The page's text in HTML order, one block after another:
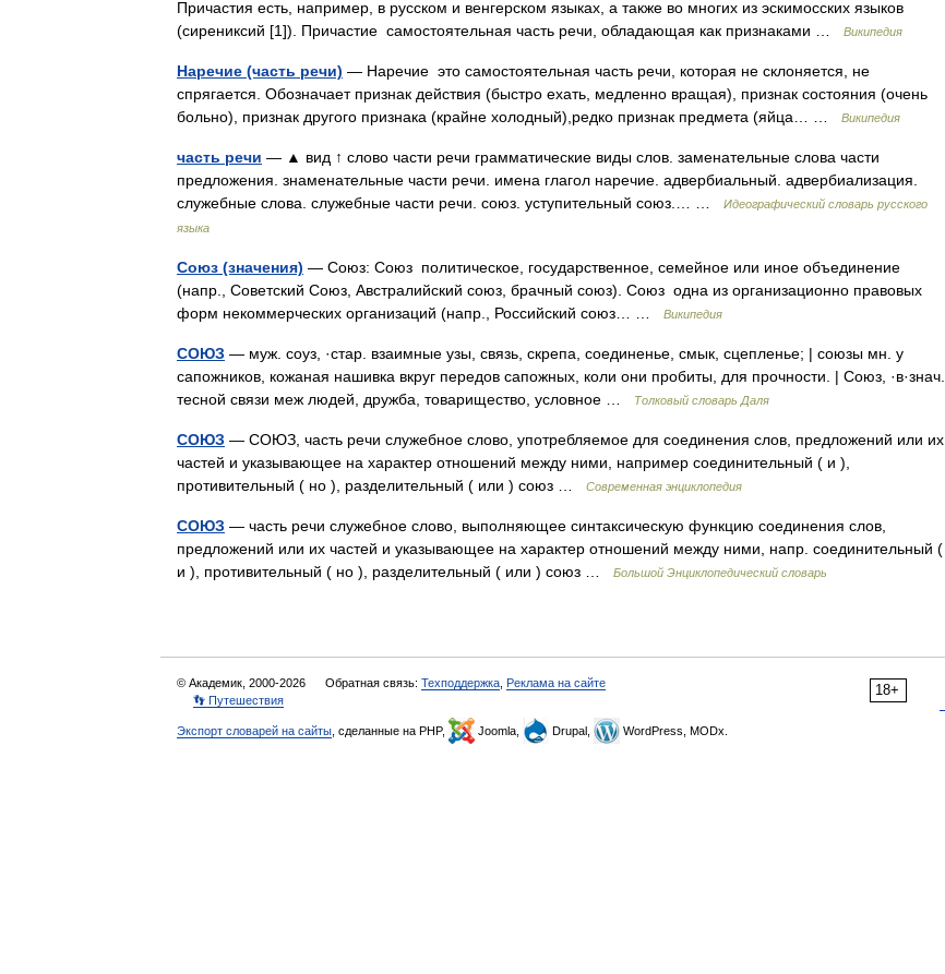
Причастия есть, например, в русском и венгерском языках, а также во многих из эскимосских языков
(сирениксий [1]). Причастие самостоятельная часть речи, обладающая как признаками …
Википедия
Наречие (часть речи) — Наречие это самостоятельная часть речи, которая не склоняется, не
спрягается. Обозначает признак действия (быстро ехать, медленно вращая), признак состояния (очень
больно), признак другого признака (крайне холодный),редко признак предмета (яйца… …
Википедия
часть речи — ▲ вид ↑ слово части речи грамматические виды слов. заменательные слова части
предложения. знаменательные части речи. имена глагол наречие. адвербиальный. адвербиализация.
служебные слова. служебные части речи. союз. уступительный союз.… …
Идеографический словарь русского
языка
Союз (значения) — Союз: Союз политическое, государственное, семейное или иное объединение
(напр., Советский Союз, Австралийский союз, брачный союз). Союз одна из организационно правовых
форм некоммерческих организаций (напр., Российский союз… …
Википедия
СОЮЗ — муж. соуз, ·стар. взаимные узы, связь, скрепа, соединенье, смык, сцепленье; | союзы мн. у
сапожников, кожаная нашивка вкруг передов сапожных, коли они пробиты, для прочности. | Союз, ·в·знач.
тесной связи меж людей, дружба, товарищество, условное …
Толковый словарь Даля
СОЮЗ — СОЮЗ, часть речи служебное слово, употребляемое для соединения слов, предложений или их
частей и указывающее на характер отношений между ними, например соединительный ( и ),
противительный ( но ), разделительный ( или ) союз …
Современная энциклопедия
СОЮЗ — часть речи служебное слово, выполняющее синтаксическую функцию соединения слов,
предложений или их частей и указывающее на характер отношений между ними, напр. соединительный (
и ), противительный ( но ), разделительный ( или ) союз …
Большой Энциклопедический словарь
18+
© Академик, 2000-2026 Обратная связь: Техподдержка Реклама на сайте
👣 Путешествия
Экспорт словарей на сайты , сделанные на PHP, Joomla, Drupal, WordPress, MODx.